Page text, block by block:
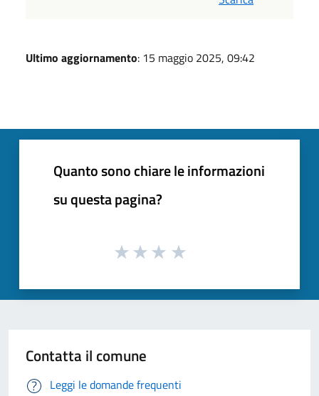
Ultimo aggiornamento: 15 maggio 2025, 09:42
Quanto sono chiare le informazioni
su questa pagina?
Contatta il comune
Leggi le domande frequenti